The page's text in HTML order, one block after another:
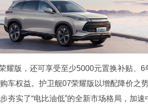
耀版，还可享受至少5000元置换补贴、
车权益。护卫舰07荣耀版以增配降价之
夯实了“电比油低”的全新市场格局，加